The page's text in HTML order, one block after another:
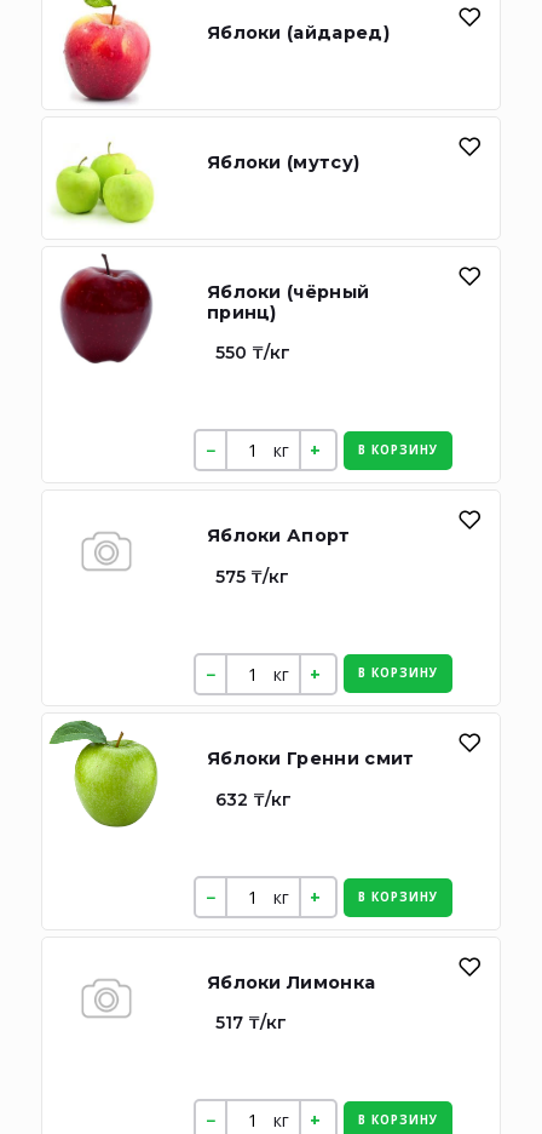
Яблоки (айдаред)
Яблоки (мутсу)
Яблоки (чёрный
принц)
550 ₸/кг
кг В КОРЗИНУ
Яблоки Апорт
575 ₸/кг
кг В КОРЗИНУ
Яблоки Гренни смит
632 ₸/кг
кг В КОРЗИНУ
Яблоки Лимонка
517 ₸/кг
кг В КОРЗИНУ